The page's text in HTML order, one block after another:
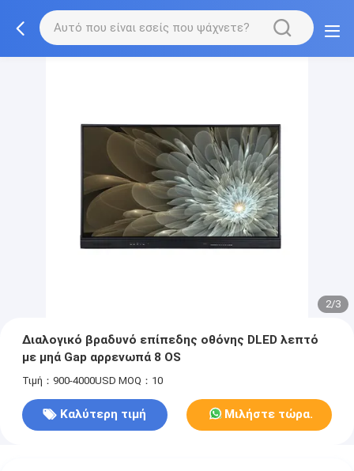
2/3
Διαλογικό βραδυνό επίπεδης οθόνης DLED λεπτό
με μηά Gap αρρενωπά 8 OS
Τιμή：900-4000USD MOQ：10
Καλύτερη τιμή Μιλήστε τώρα.